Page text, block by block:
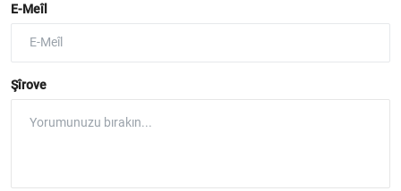
E-Meîl
Şîrove